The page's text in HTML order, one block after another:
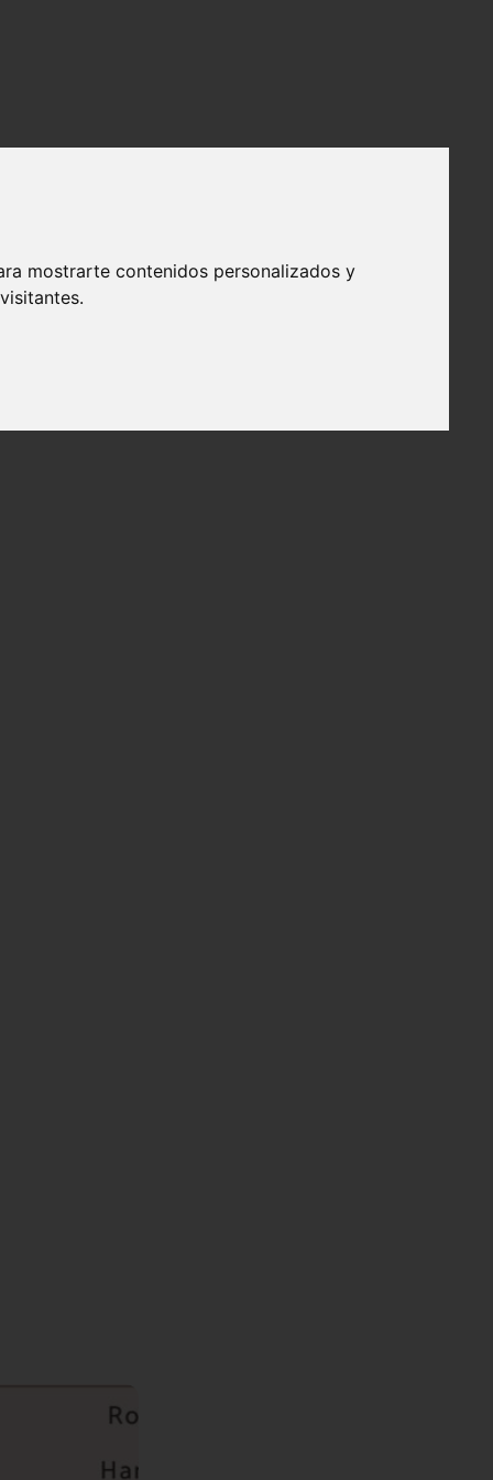
mostrarte contenidos personalizados y